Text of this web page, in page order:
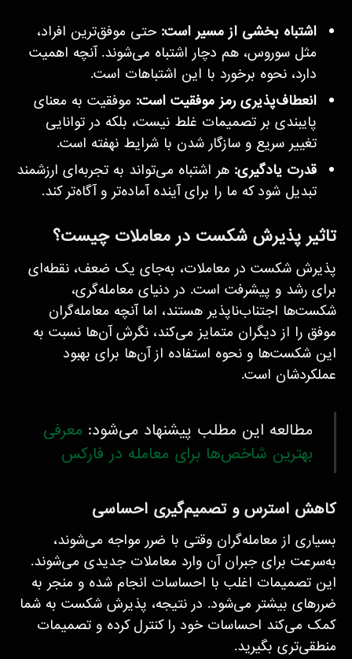
اشتباه بخشی از مسیر است: حتی موفق‌ترین افراد،
مثل سوروس، هم دچار اشتباه می‌شوند. آنچه اهمیت
دارد، نحوه برخورد با این اشتباهات است.
انعطاف‌پذیری رمز موفقیت است: موفقیت به معنای
پایبندی بر تصمیمات غلط نیست، بلکه در توانایی
تغییر سریع و سازگار شدن با شرایط نهفته است.
قدرت یادگیری: هر اشتباه می‌تواند به تجربه‌ای ارزشمند
تبدیل شود که ما را برای آینده آماده‌تر و آگاه‌تر کند.
تاثیر پذیرش شکست در معاملات چیست؟
پذیرش شکست در معاملات، به‌جای یک ضعف، نقطه‌ای
برای رشد و پیشرفت است. در دنیای معامله‌گری،
شکست‌ها اجتناب‌ناپذیر هستند، اما آنچه معامله‌گران
موفق را از دیگران متمایز می‌کند، نگرش آن‌ها نسبت به
این شکست‌ها و نحوه استفاده از آن‌ها برای بهبود
عملکردشان است.
مطالعه این مطلب پیشنهاد می‌شود: معرفی
بهترین شاخص‌ها برای معامله در فارکس
کاهش استرس و تصمیم‌گیری احساسی
بسیاری از معامله‌گران وقتی با ضرر مواجه می‌شوند،
به‌سرعت برای جبران آن وارد معاملات جدیدی می‌شوند.
این تصمیمات اغلب با احساسات انجام شده و منجر به
ضررهای بیشتر می‌شود. در نتیجه، پذیرش شکست به شما
کمک می‌کند احساسات خود را کنترل کرده و تصمیمات
منطقی‌تری بگیرید.